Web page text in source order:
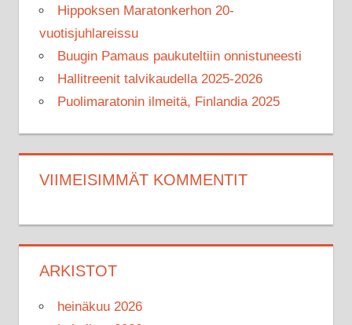
Hippoksen Maratonkerhon 20-
vuotisjuhlareissu
Buugin Pamaus paukuteltiin onnistuneesti
Hallitreenit talvikaudella 2025-2026
Puolimaratonin ilmeitä, Finlandia 2025
VIIMEISIMMÄT KOMMENTIT
ARKISTOT
heinäkuu 2026